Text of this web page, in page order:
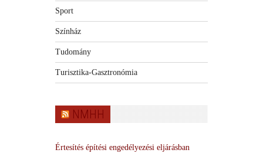
Sport
Színház
Tudomány
Turisztika-Gasztronómia
NMHH
Értesítés építési engedélyezési eljárásban